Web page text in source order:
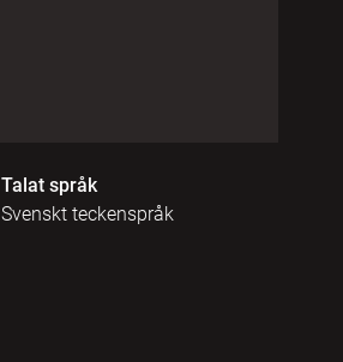
Talat språk
Svenskt teckenspråk